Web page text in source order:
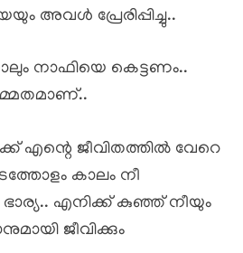
അവൾ പ്രേരിപ്പിച്ചു..
നാഫിയെ കെട്ടണം..
എന്റെ ജീവിതത്തിൽ വേറെ
കാലം നീ
എനിക്ക് കുഞ്ഞ് നീയും
ജീവിക്കും